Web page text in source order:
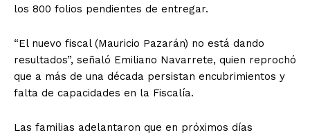
los 800 folios pendientes de entregar.
“El nuevo fiscal (Mauricio Pazarán) no está dando
resultados”, señaló Emiliano Navarrete, quien reprochó
que a más de una década persistan encubrimientos y
falta de capacidades en la Fiscalía.
Las familias adelantaron que en próximos días